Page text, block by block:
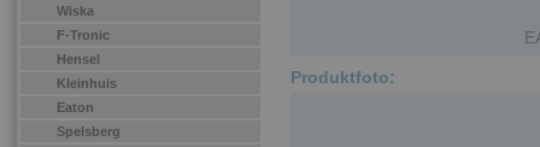
Wiska
F-Tronic
Hensel
Kleinhuis
Eaton
Spelsberg
Produktfoto: